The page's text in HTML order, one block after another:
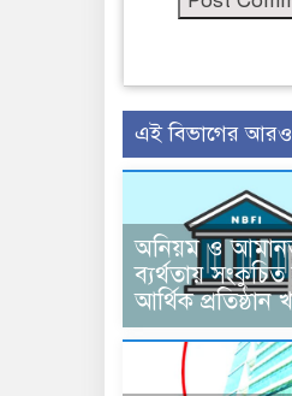
এই বিভাগের
অনিয়ম ও
ব্যর্থতায় সংকুচিত
আর্থিক প্রতিষ্ঠান